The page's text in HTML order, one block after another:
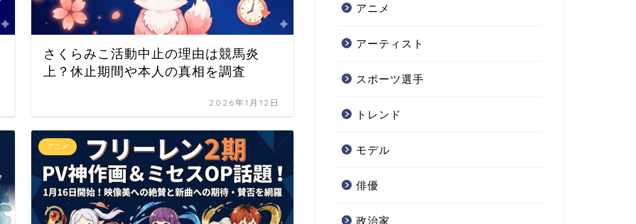
さくらみこ活動中止の理由は競馬炎
上？休止期間や本人の真相を調査
2026年1月12日
アニメ
アニメ
アーティスト
スポーツ選手
トレンド
モデル
俳優
政治家